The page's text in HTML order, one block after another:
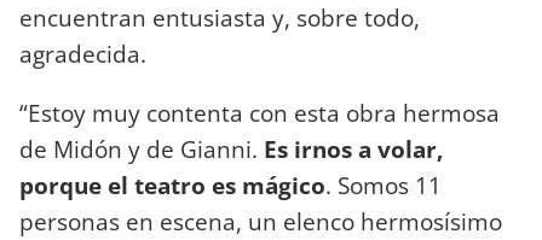
encuentran entusiasta y, sobre todo,
agradecida.
“Estoy muy contenta con esta obra hermosa
de Midón y de Gianni. Es irnos a volar,
porque el teatro es mágico. Somos 11
personas en escena, un elenco hermosísimo